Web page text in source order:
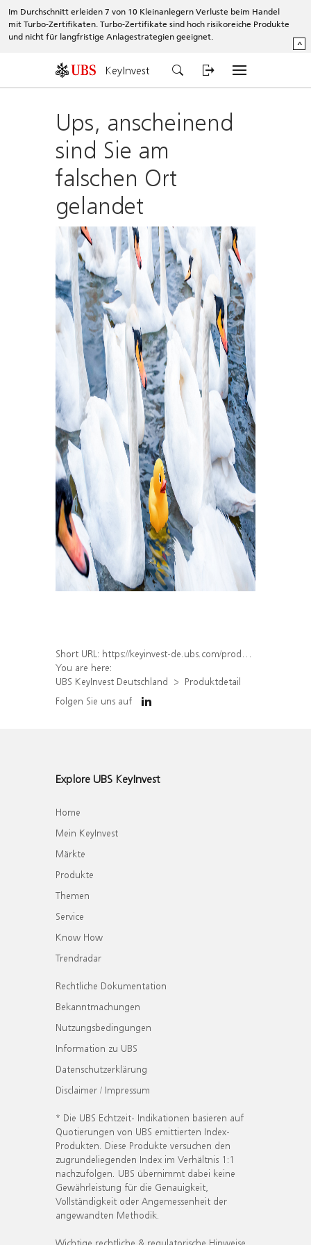
Im Durchschnitt erleiden 7 von 10 Kleinanlegern Verluste beim Handel
mit Turbo-Zertifikaten. Turbo-Zertifikate sind hoch risikoreiche Produkte
und nicht für langfristige Anlagestrategien geeignet.
^
KeyInvest
Ups, anscheinend
sind Sie am
falschen Ort
gelandet
Short URL: https://keyinvest-de.ubs.com/produkt/detail/index/isin/DE000WA83S85
You are here:
UBS KeyInvest Deutschland
Produktdetail
Folgen Sie uns auf
Explore UBS KeyInvest
Home
Mein KeyInvest
Märkte
Produkte
Themen
Service
Know How
Trendradar
Rechtliche Dokumentation
Bekanntmachungen
Nutzungsbedingungen
Information zu UBS
Datenschutzerklärung
Disclaimer / Impressum
* Die UBS Echtzeit- Indikationen basieren auf
Quotierungen von UBS emittierten Index-
Produkten. Diese Produkte versuchen den
zugrundeliegenden Index im Verhältnis 1:1
nachzufolgen. UBS übernimmt dabei keine
Gewährleistung für die Genauigkeit,
Vollständigkeit oder Angemessenheit der
angewandten Methodik.